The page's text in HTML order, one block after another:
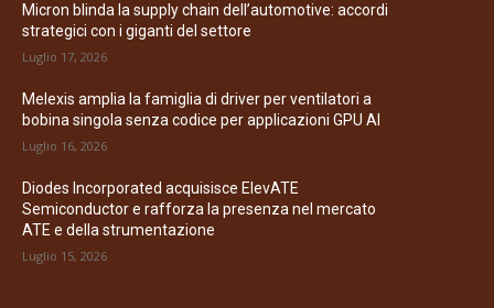
Micron blinda la supply chain dell’automotive: accordi
strategici con i giganti del settore
Luglio 17, 2026
Melexis amplia la famiglia di driver per ventilatori a
bobina singola senza codice per applicazioni GPU AI
Luglio 16, 2026
Diodes Incorporated acquisisce ElevATE
Semiconductor e rafforza la presenza nel mercato
ATE e della strumentazione
Luglio 15, 2026